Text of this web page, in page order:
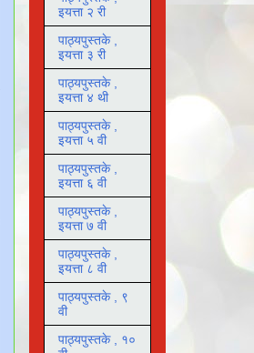
इयत्ता २ री
पाठ्यपुस्तके ,
इयत्ता ३ री
पाठ्यपुस्तके ,
इयत्ता ४ थी
पाठ्यपुस्तके ,
इयत्ता ५ वी
पाठ्यपुस्तके ,
इयत्ता ६ वी
पाठ्यपुस्तके ,
इयत्ता ७ वी
पाठ्यपुस्तके ,
इयत्ता ८ वी
पाठ्यपुस्तके , ९
वी
पाठ्यपुस्तके , १०